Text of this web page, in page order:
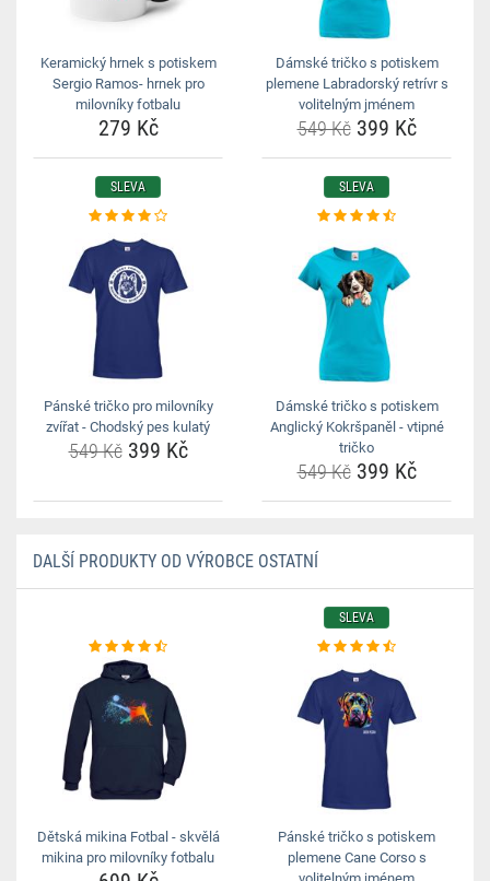
Keramický hrnek s potiskem
Sergio Ramos- hrnek pro
milovníky fotbalu
279 Kč
Dámské tričko s potiskem
plemene Labradorský retrívr s
volitelným jménem
549 Kč399 Kč
SLEVA
Pánské tričko pro milovníky
zvířat - Chodský pes kulatý
549 Kč399 Kč
SLEVA
Dámské tričko s potiskem
Anglický Kokršpaněl - vtipné
tričko
549 Kč399 Kč
DALŠÍ PRODUKTY OD VÝROBCE OSTATNÍ
Dětská mikina Fotbal - skvělá
mikina pro milovníky fotbalu
SLEVA
Pánské tričko s potiskem
plemene Cane Corso s